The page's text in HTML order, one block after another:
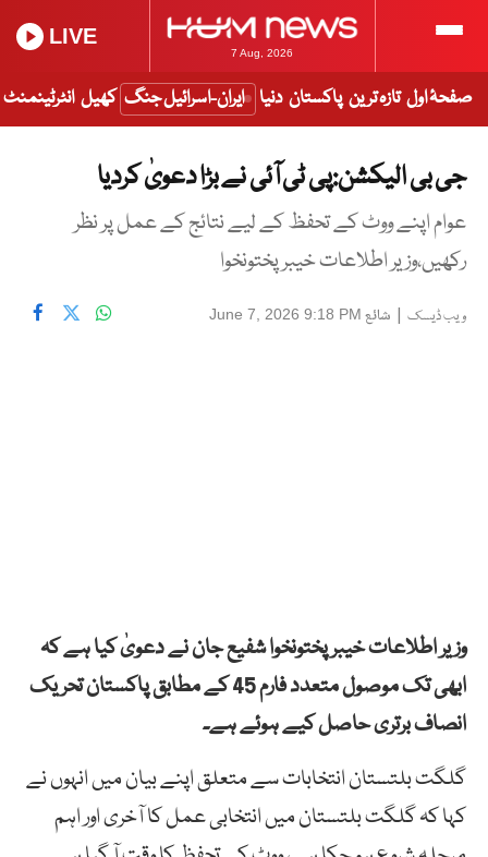
7 Aug, 2026
LIVE
صفحۂ اول تازہ ترین پاکستان دنیا ایران-اسرائیل جنگ کھیل انٹرٹینمنٹ
جی بی الیکشن:پی ٹی آئی نے بڑا دعویٰ کردیا
عوام اپنے ووٹ کے تحفظ کے لیے نتائج کے عمل پر نظر
رکھیں،وزیر اطلاعات خیبر پختونخوا
ویب ڈیسک | شائع June 7, 2026 9:18 PM
وزیر اطلاعات خیبر پختونخوا شفیع جان نے دعویٰ کیا ہے کہ
ابھی تک موصول متعدد فارم 45 کے مطابق پاکستان تحریک
انصاف برتری حاصل کیے ہوئے ہے۔
گلگت بلتستان انتخابات سے متعلق اپنے بیان میں انہوں نے
کہا کہ گلگت بلتستان میں انتخابی عمل کا آخری اور اہم